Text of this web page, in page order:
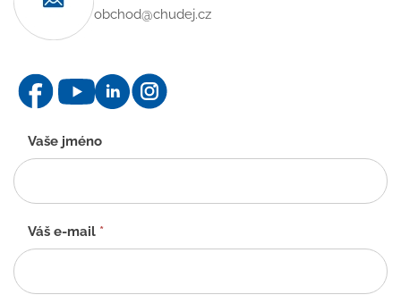
obchod@chudej.cz
Kontaktní
formulář
-
CZ
Vaše jméno
Váš e-mail *